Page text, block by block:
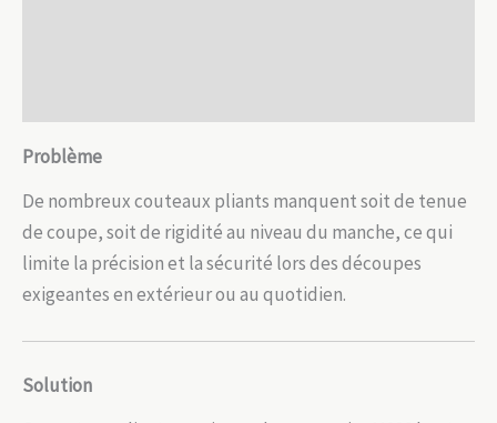
Problème
De nombreux couteaux pliants manquent soit de tenue
de coupe, soit de rigidité au niveau du manche, ce qui
limite la précision et la sécurité lors des découpes
exigeantes en extérieur ou au quotidien.
Solution